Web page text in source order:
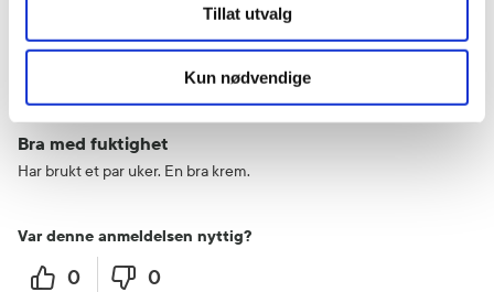
Tillat utvalg
Kun nødvendige
Bra med fuktighet
Har brukt et par uker. En bra krem.
Var denne anmeldelsen nyttig?
0 0